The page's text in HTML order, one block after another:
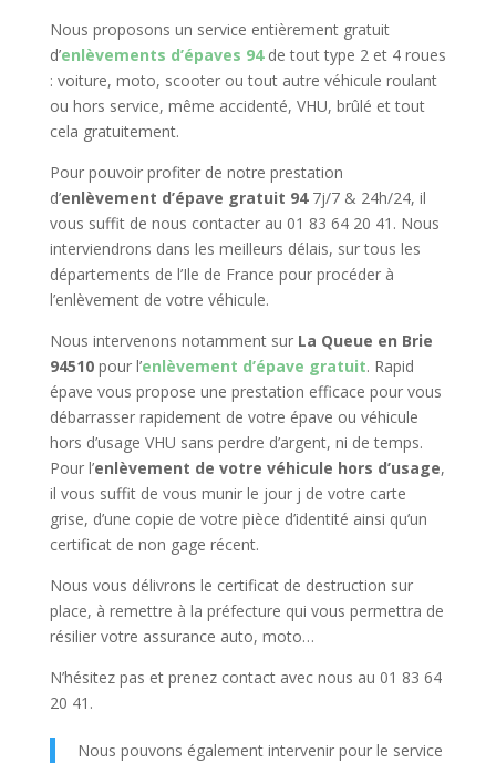
Nous proposons un service entièrement gratuit
d’enlèvements d’épaves 94de tout type 2 et 4 roues
: voiture, moto, scooter ou tout autre véhicule roulant
ou hors service, même accidenté, VHU, brûlé et tout
cela gratuitement.
Pour pouvoir profiter de notre prestation
d’enlèvement d’épave gratuit 947j/7 & 24h/24, il
vous suffit de nous contacter au 01 83 64 20 41. Nous
interviendrons dans les meilleurs délais, sur tous les
départements de l’Ile de France pour procéder à
l’enlèvement de votre véhicule.
Nous intervenons notamment sur La Queue en Brie
94510pour l’enlèvement d’épave gratuit. Rapid
épave vous propose une prestation efficace pour vous
débarrasser rapidement de votre épave ou véhicule
hors d’usage VHU sans perdre d’argent, ni de temps.
Pour l’enlèvement de votre véhicule hors d’usage,
il vous suffit de vous munir le jour j de votre carte
grise, d’une copie de votre pièce d’identité ainsi qu’un
certificat de non gage récent.
Nous vous délivrons le certificat de destruction sur
place, à remettre à la préfecture qui vous permettra de
résilier votre assurance auto, moto…
N’hésitez pas et prenez contact avec nous au 01 83 64
20 41.
Nous pouvons également intervenir pour le service